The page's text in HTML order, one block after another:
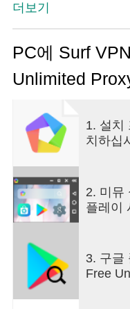
✓ SIMPLEno
connect.
✓ UNLIMITED
Truly
✓ PRIVACY
and privately.
● More:
- Terms of Use :
Hope you enjoy
더보기
PC에 Surf
Unlimited
1. 설치
치하십
2. 미뮤
플레이
3. 구글
Free